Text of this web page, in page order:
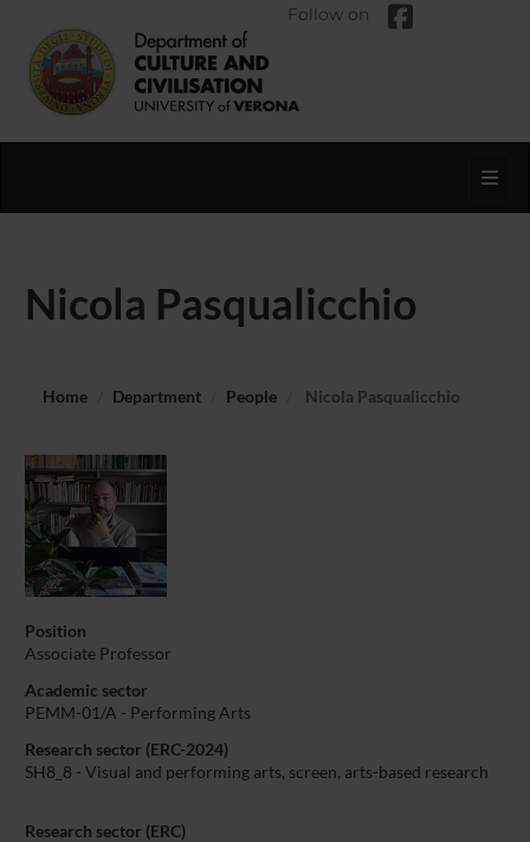
Follow on
Nicola Pasqualicchio
Home Department People Nicola Pasqualicchio
Position
Associate Professor
Academic sector
PEMM-01/A - Performing Arts
Research sector (ERC-2024)
SH8_8 - Visual and performing arts, screen, arts-based research
Research sector (ERC)